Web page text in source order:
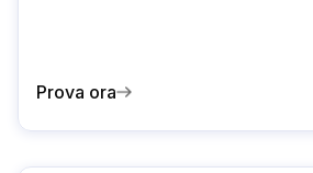
Prova ora